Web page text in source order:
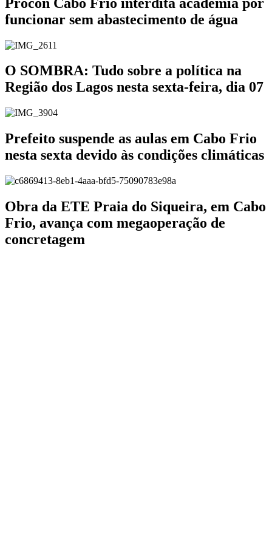
funcionar sem abastecimento de água
O SOMBRA: Tudo sobre a política na
Região dos Lagos nesta sexta-feira, dia 07
Prefeito suspende as aulas em Cabo Frio
nesta sexta devido às condições climáticas
Obra da ETE Praia do Siqueira, em Cabo
Frio, avança com megaoperação de
concretagem